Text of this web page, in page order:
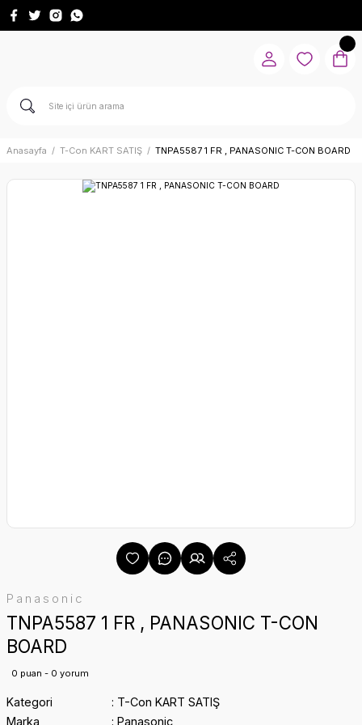
Anasayfa T-Con KART SATIŞ TNPA5587 1 FR , PANASONIC T-CON BOARD
Panasonic
TNPA5587 1 FR , PANASONIC T-CON
BOARD
0 puan - 0 yorum
Kategori
T-Con KART SATIŞ
Marka
Panasonic